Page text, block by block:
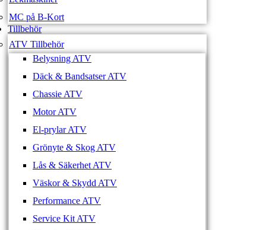
MC på B-Kort
Tillbehör
ATV Tillbehör
Belysning ATV
Däck & Bandsatser ATV
Chassie ATV
Motor ATV
El-prylar ATV
Grönyte & Skog ATV
Lås & Säkerhet ATV
Väskor & Skydd ATV
Performance ATV
Service Kit ATV